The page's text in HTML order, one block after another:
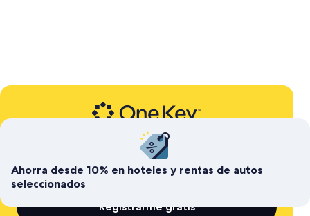
Programa de lealtad gratis de Expedia
Ahorra hoy y acumula
para después
Registrarme gratis
Ahorra desde 10% en hoteles y rentas de autos
seleccionados